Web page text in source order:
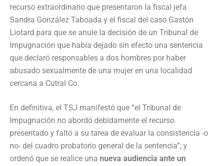
recurso extraordinario que presentaron la fiscal jefa
Sandra González Taboada y el fiscal del caso Gastón
Liotard para que se anule la decisión de un Tribunal de
Impugnación que había dejado sin efecto una sentencia
que declaró responsables a dos hombres por haber
abusado sexualmente de una mujer en una localidad
cercana a Cutral Co.
En definitiva, el TSJ manifestó que “el Tribunal de
Impugnación no abordó debidamente el recurso
presentado y faltó a su tarea de evaluar la consistencia -o
no- del cuadro probatorio general de la sentencia”; y
ordenó que se realice una nueva audiencia ante un